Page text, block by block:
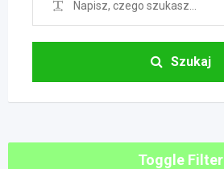
Szukaj
Toggle Filter